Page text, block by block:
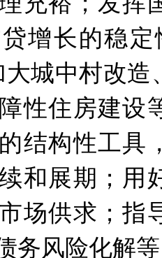
增长的稳定
大城中村改造
性住房建设
结构性工具
和展期；用
场供求；指
务风险化解